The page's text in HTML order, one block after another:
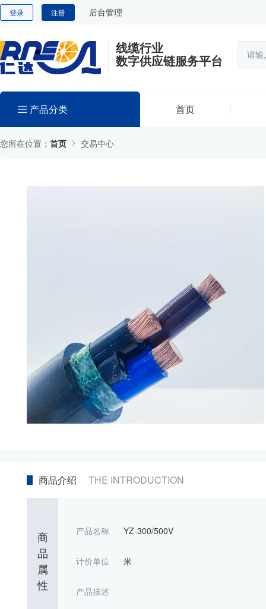
登录 注册 后台管理
线缆行业
数字供应链服务平台
产品分类 首页
您所在位置： 首页 交易中心
商品介绍 THE INTRODUCTION
商
品
属
性
产品名称 YZ-300/500V
计价单位 米
产品描述